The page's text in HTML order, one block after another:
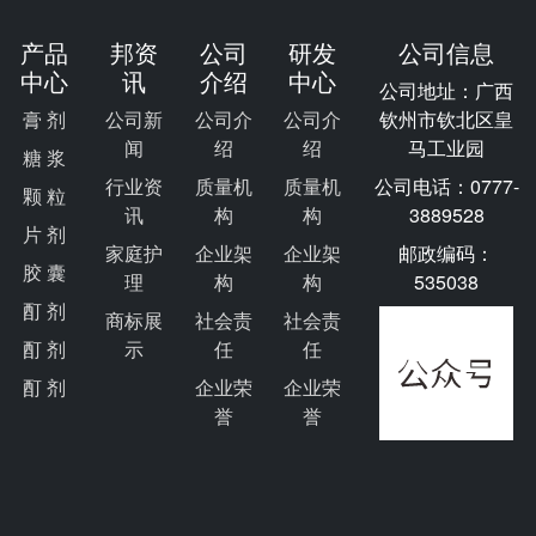
产品
中心
膏 剂
糖 浆
颗 粒
片 剂
胶 囊
酊 剂
酊 剂
酊 剂
邦资
讯
公司新
闻
行业资
讯
家庭护
理
商标展
示
公司
介绍
公司介
绍
质量机
构
企业架
构
社会责
任
企业荣
誉
研发
中心
公司介
绍
质量机
构
企业架
构
社会责
任
企业荣
誉
公司信息
公司地址：广西
钦州市钦北区皇
马工业园
公司电话：0777-
3889528
邮政编码：
535038